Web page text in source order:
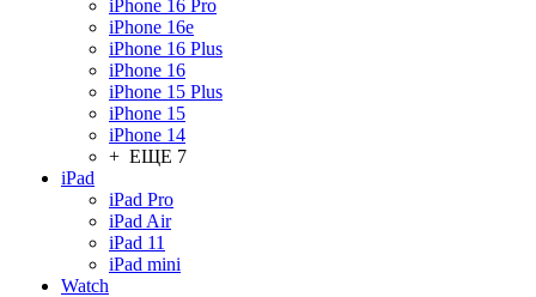
iPhone 16 Pro
iPhone 16e
iPhone 16 Plus
iPhone 16
iPhone 15 Plus
iPhone 15
iPhone 14
+ ЕЩЕ 7
iPad
iPad Pro
iPad Air
iPad 11
iPad mini
Watch